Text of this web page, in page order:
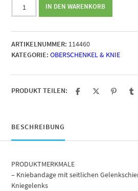
Stabilo
mit
einstellbarem
Gelenk
IN DEN WARENKORB
ARTIKELNUMMER: 114460
KATEGORIE: OBERSCHENKEL & KNIE
PRODUKT TEILEN:
BESCHREIBUNG
PRODUKTMERKMALE
– Kniebandage mit seitlichen
Kniegelenks